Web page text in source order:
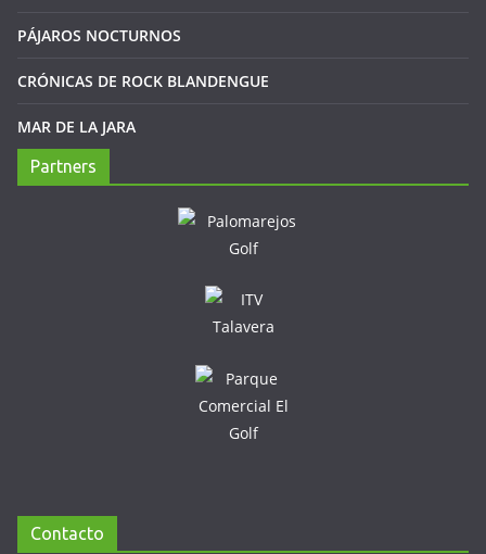
PÁJAROS NOCTURNOS
CRÓNICAS DE ROCK BLANDENGUE
MAR DE LA JARA
Partners
Contacto